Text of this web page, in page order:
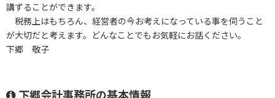
講ずることができます。
税務上はもちろん、経営者の今お考えになっている事を伺うこと
が大切だと考えます。どんなことでもお気軽にお話ください。
下郷 敬子
下郷会計事務所の基本情報